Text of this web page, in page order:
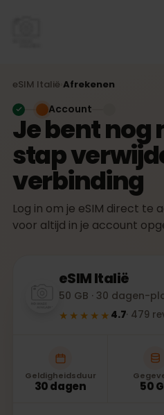
eSIM Italië Afrekenen
Je bent nog
stap
verbinding
Log in om je eSIM direct
voor altijd in je account
Account
eSIMItalië
50 GB · 30 dagen-
★★★★★ 4.7· 479
Geldigheidsduur
30 dagen 50